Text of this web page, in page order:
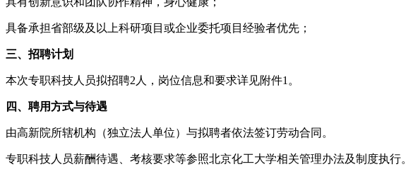
具备承担省部级及以上科研项目或企业委托项目经验者优先；
三、招聘计划
本次专职科技人员拟招聘2人，岗位信息和要求详见附件1。
四、聘用方式与待遇
由高新院所辖机构（独立法人单位）与拟聘者依法签订劳动合同。
专职科技人员薪酬待遇、考核要求等参照北京化工大学相关管理办法及制度执行。